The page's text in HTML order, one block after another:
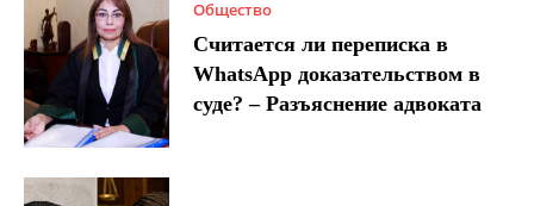
Общество
Считается ли переписка в
WhatsApp доказательством в
суде? – Разъяснение адвоката